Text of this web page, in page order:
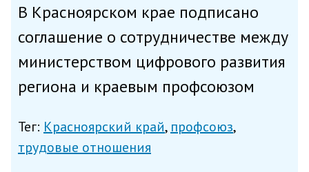
В Красноярском крае подписано
соглашение о сотрудничестве между
министерством цифрового развития
региона и краевым профсоюзом
региональное Минцифры в пятницу.
Соглашение предусматривает
Тег: Красноярский край профсоюз
трудовые отношения